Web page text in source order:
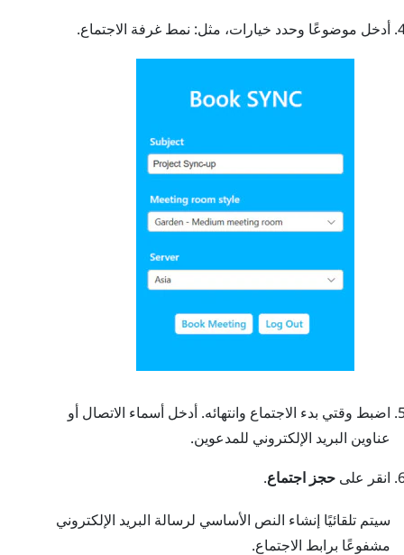
أدخل موضوعًا وحدد خيارات، مثل: نمط غرفة الاجتماع.
اضبط وقتي بدء الاجتماع وانتهائه. أدخل أسماء الاتصال أو
عناوين البريد الإلكتروني للمدعوين.
انقر على حجز اجتماع.
سيتم تلقائيًا إنشاء النص الأساسي لرسالة البريد الإلكتروني
مشفوعًا برابط الاجتماع.